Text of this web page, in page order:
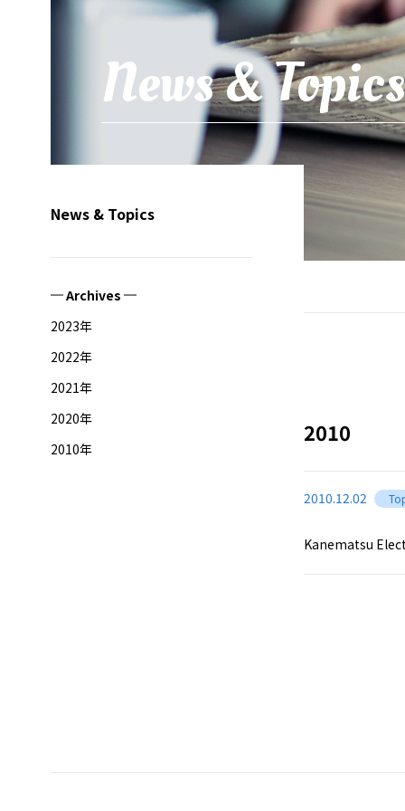
News & Topics
2010
2010.12.02
Kanematsu
News & Topics
Archives
2023年
2022年
2021年
2020年
2010年